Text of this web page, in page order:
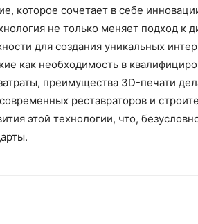
которое сочетает в себе
не только меняет подход к
для создания уникальных
как необходимость в
преимущества 3D-печати
реставраторов и
этой технологии, что,